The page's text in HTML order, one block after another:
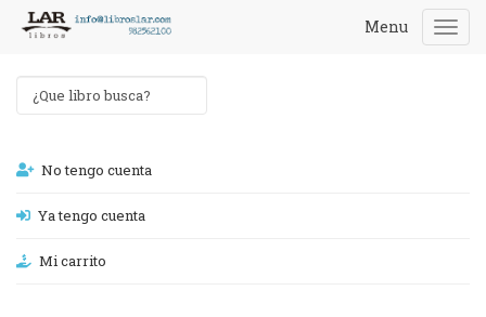
Menu
No tengo cuenta
Ya tengo cuenta
Mi carrito